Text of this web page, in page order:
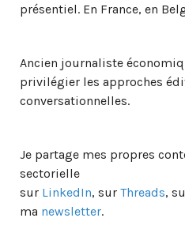
présentiel. En France, en
Ancien journaliste
privilégier les approches
conversationnelles.
Je partage mes propres
sectorielle
sur LinkedIn, sur Threads,
ma newsletter.